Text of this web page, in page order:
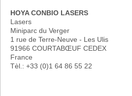
HOYA CONBIO LASERS
Lasers
Miniparc du Verger
1 rue de Terre-Neuve - Les Ulis
91966 COURTABŒUF CEDEX
France
Tèl.: +33 (0)1 64 86 55 22